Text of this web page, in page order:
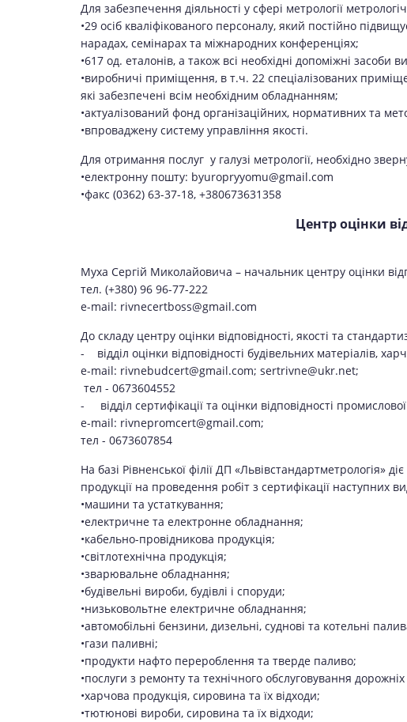
Для забезпечення діяльності у сфері метрології
•29 осіб кваліфікованого персоналу, який постійно
нарадах, семінарах та міжнародних конференціях;
•617 од. еталонів, а також всі необхідні допоміжні
•виробничі приміщення, в т.ч. 22 спеціалізованих
які забезпечені всім необхідним обладнанням;
•актуалізований фонд організаційних, нормативних та
•впроваджену систему управління якості.
Для отримання послуг у галузі метрології, необхідно
•електронну пошту: byuropryyomu@gmail.com
•факс (0362) 63-37-18, +380673631358
Центр оцінки
Муха Сергій Миколайовича – начальник центру оцінки
тел. (+380) 96 96-77-222
e-mail: rivnecertboss@gmail.com
До складу центру оцінки відповідності, якості та
- відділ оцінки відповідності будівельних матеріалів,
e-mail: rivnebudcert@gmail.com; sertrivne@ukr.net;
тел - 0673604552
- відділ сертифікації та оцінки відповідності
e-mail: rivnepromcert@gmail.com;
тел - 0673607854
На базі Рівненської філії ДП «Львівстандартметрологія»
продукції на проведення робіт з сертифікації наступних
•машини та устаткування;
•електричне та електронне обладнання;
•кабельно-провідникова продукція;
•світлотехнічна продукція;
•зварювальне обладнання;
•будівельні вироби, будівлі і споруди;
•низьковольтне електричне обладнання;
•автомобільні бензини, дизельні, суднові та котельні
•гази паливні;
•продукти нафто перероблення та тверде паливо;
•послуги з ремонту та технічного обслуговування
•харчова продукція, сировина та їх відходи;
•тютюнові вироби, сировина та їх відходи;